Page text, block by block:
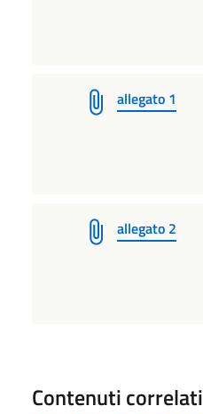
allegato 1
allegato 2
Contenuti correlati